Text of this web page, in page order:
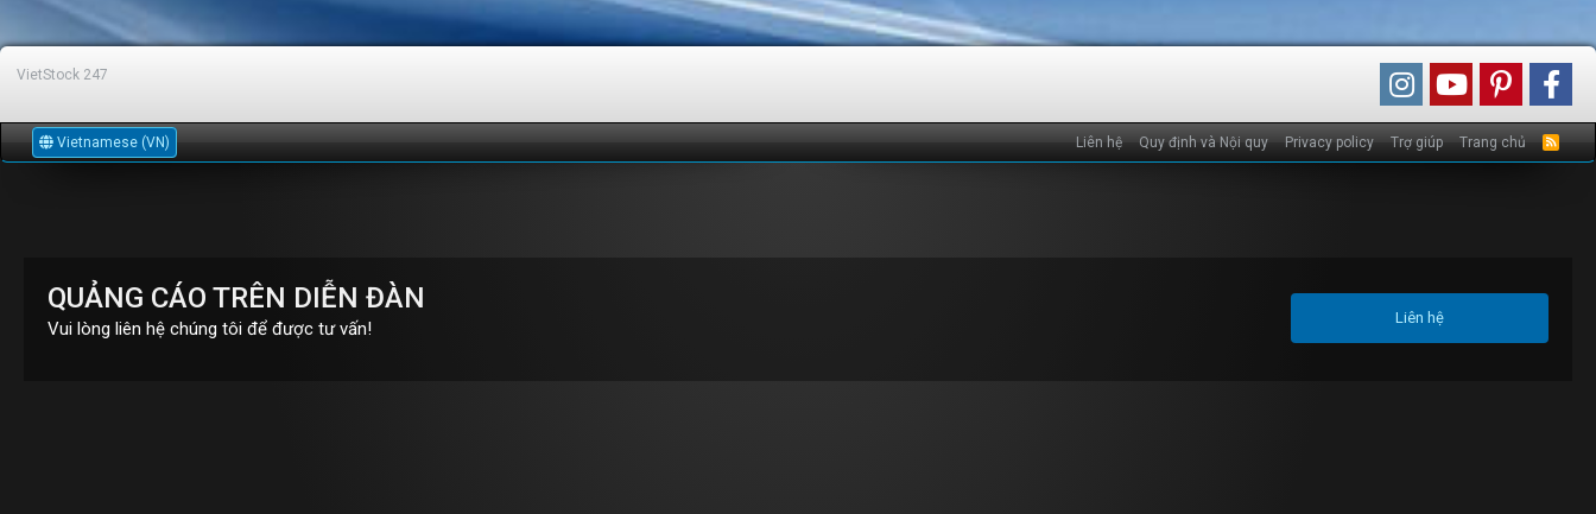
VietStock 247
Vietnamese (VN) Liên hệ Quy định và Nội quy Privacy policy Trợ giúp Trang chủ
R
QUẢNG CÁO TRÊN DIỄN ĐÀN
Vui lòng liên hệ chúng tôi để được tư vấn!
Liên hệ